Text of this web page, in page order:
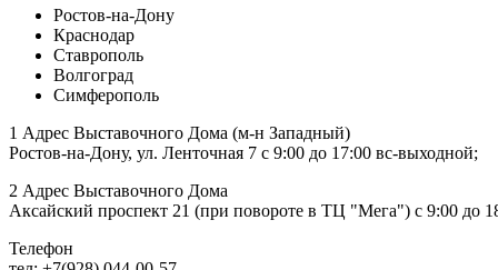
Ростов-на-Дону
Краснодар
Ставрополь
Волгоград
Симферополь
1 Адрес Выставочного Дома (м-н Западный)
Ростов-на-Дону, ул. Ленточная 7 с 9:00 до 17:00 вс-выходной;
2 Адрес Выставочного Дома
Аксайский проспект 21 (при повороте в ТЦ "Мега") с 9:00 до
Телефон